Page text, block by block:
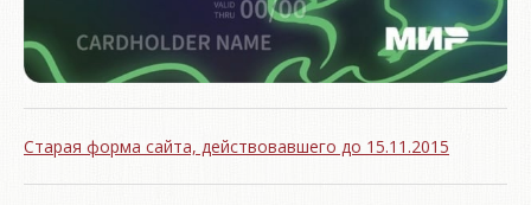
Старая форма сайта, действовавшего до 15.11.2015